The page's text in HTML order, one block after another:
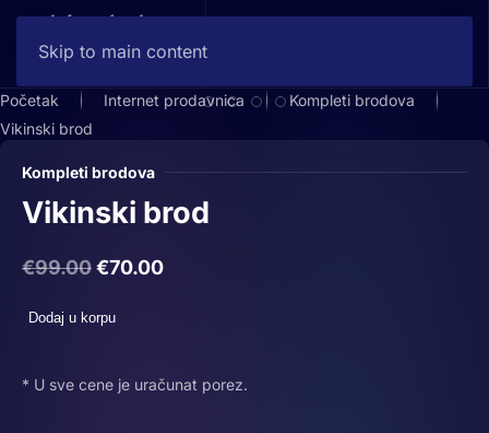
Skip to main content
Početak Internet prodavnica
Kompleti brodova
Vikinski brod
Kompleti brodova
Vikinski brod
€99.00Originalna
je
€99.00.
€70.00Trenutna
Vikinski
Dodaj u korpu
* U sve cene je uračunat porez.